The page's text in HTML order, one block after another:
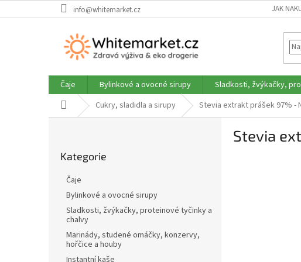
na
info@whitemarket.cz JAK
Čaje Bylinkové a ovocné sirupy Sladkosti, žvýkačky,
Domů Cukry, sladidla a sirupy Stevia extrakt prášek 97% -
kategorie
Kategorie
Čaje
Bylinkové a ovocné sirupy
Sladkosti, žvýkačky, proteinové tyčinky a
chalvy
Marinády, studené omáčky, konzervy,
hořčice a houby
Instantní kaše
Stevia